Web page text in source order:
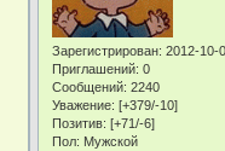
Зарегистрирован: 2012-10-
Приглашений: 0
Сообщений: 2240
Уважение: [+379/-10]
Позитив: [+71/-6]
Пол: Мужской